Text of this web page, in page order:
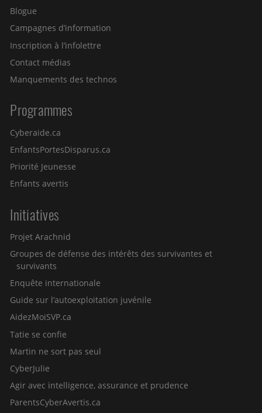
Blogue
Campagnes d’information
Inscription à l’infolettre
Contact médias
Manquements des technos
Programmes
Cyberaide.ca
EnfantsPortesDisparus.ca
Priorité Jeunesse
Enfants avertis
Initiatives
Projet Arachnid
Groupes de défense des intérêts des survivantes et
survivants
Enquête internationale
Guide sur l’autoexploitation juvénile
AidezMoiSVP.ca
Tatie se confie
Martin ne sort pas seul
CyberJulie
Agir avec intelligence, assurance et prudence
ParentsCyberAvertis.ca